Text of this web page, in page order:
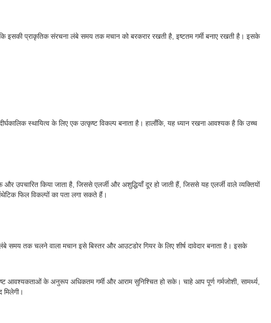
इसकी प्राकृतिक संरचना लंबे समय तक मचान को बरकरार रखती है, इष्टतम गर्मी बनाए रखती है। इसके
स्थायित्व के लिए एक उत्कृष्ट विकल्प बनाता है। हालाँकि, यह ध्यान रखना आवश्यक है कि उच्च
उपचारित किया जाता है, जिससे एलर्जी और अशुद्धियाँ दूर हो जाती हैं, जिससे यह एलर्जी वाले व्यक्तियों
फिल विकल्पों का पता लगा सकते हैं।
समय तक चलने वाला मचान इसे बिस्तर और आउटडोर गियर के लिए शीर्ष दावेदार बनाता है। इसके
के अनुरूप अधिकतम गर्मी और आराम सुनिश्चित हो सके। चाहे आप पूर्ण गर्मजोशी, सामर्थ्य,